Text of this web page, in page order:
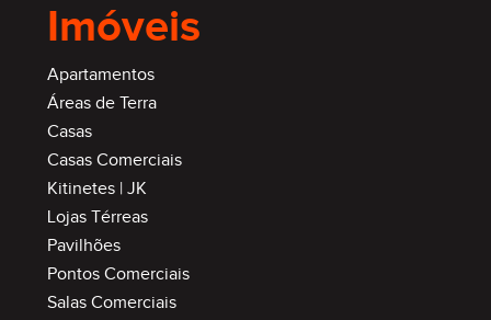
Imóveis
Apartamentos
Áreas de Terra
Casas
Casas Comerciais
Kitinetes | JK
Lojas Térreas
Pavilhões
Pontos Comerciais
Salas Comerciais